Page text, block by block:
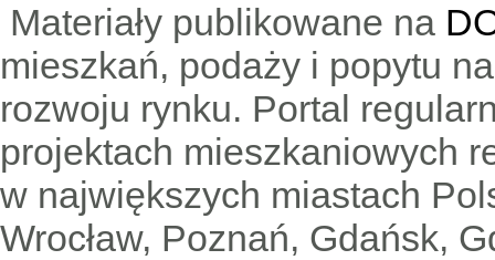
Materiały publikowane na
mieszkań, podaży i popytu
rozwoju rynku. Portal
projektach mieszkaniowych
w największych miastach
Wrocław, Poznań, Gdańsk,